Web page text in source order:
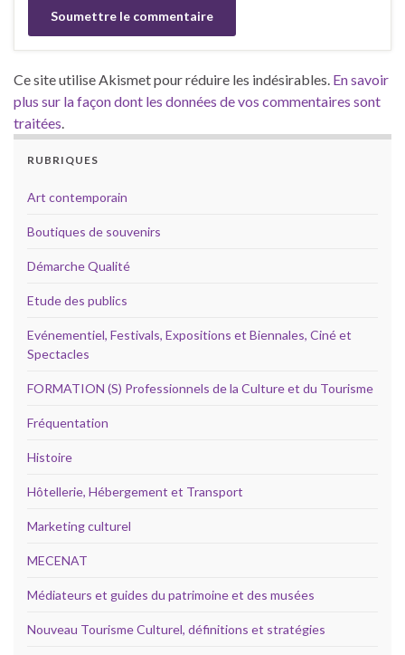
Ce site utilise Akismet pour réduire les indésirables. En savoir
plus sur la façon dont les données de vos commentaires sont
traitées.
RUBRIQUES
Art contemporain
Boutiques de souvenirs
Démarche Qualité
Etude des publics
Evénementiel, Festivals, Expositions et Biennales, Ciné et
Spectacles
FORMATION (S) Professionnels de la Culture et du Tourisme
Fréquentation
Histoire
Hôtellerie, Hébergement et Transport
Marketing culturel
MECENAT
Médiateurs et guides du patrimoine et des musées
Nouveau Tourisme Culturel, définitions et stratégies